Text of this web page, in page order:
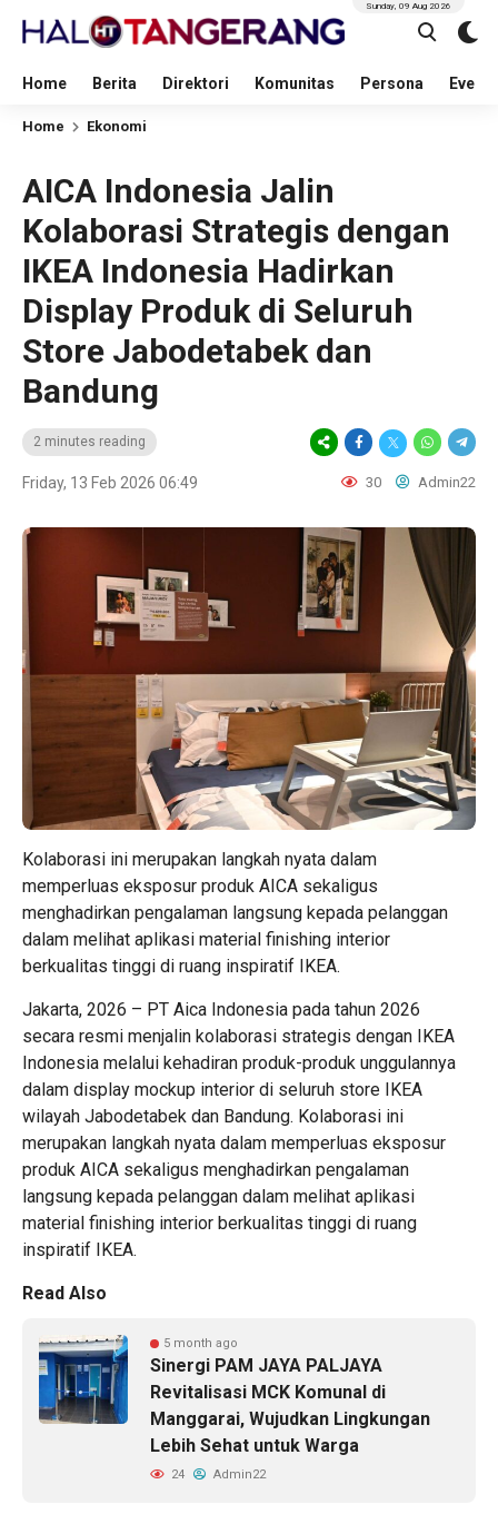
Home Berita Direktori Komunitas Persona Event
Sunday, 09 Aug 2026
Home Ekonomi
AICA Indonesia Jalin
Kolaborasi Strategis dengan
IKEA Indonesia Hadirkan
Display Produk di Seluruh
Store Jabodetabek dan
Bandung
2 minutes reading
Friday, 13 Feb 2026 06:49 30 Admin22
Kolaborasi ini merupakan langkah nyata dalam
memperluas eksposur produk AICA sekaligus
menghadirkan pengalaman langsung kepada pelanggan
dalam melihat aplikasi material finishing interior
berkualitas tinggi di ruang inspiratif IKEA.
Jakarta, 2026 – PT Aica Indonesia pada tahun 2026
secara resmi menjalin kolaborasi strategis dengan IKEA
Indonesia melalui kehadiran produk-produk unggulannya
dalam display mockup interior di seluruh store IKEA
wilayah Jabodetabek dan Bandung. Kolaborasi ini
merupakan langkah nyata dalam memperluas eksposur
produk AICA sekaligus menghadirkan pengalaman
langsung kepada pelanggan dalam melihat aplikasi
material finishing interior berkualitas tinggi di ruang
inspiratif IKEA.
Read Also
5 month ago
Sinergi PAM JAYA PALJAYA
Revitalisasi MCK Komunal di
Manggarai, Wujudkan Lingkungan
Lebih Sehat untuk Warga
24 Admin22